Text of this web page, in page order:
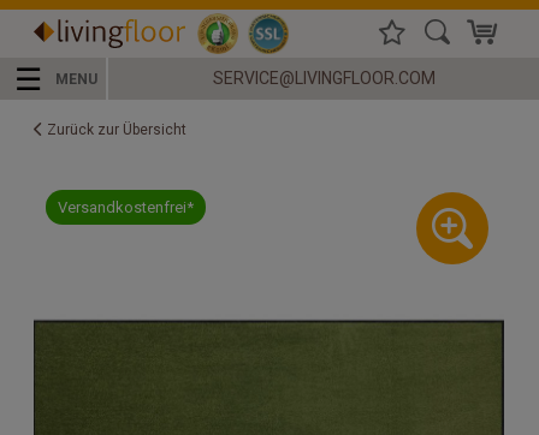
☰ MENU SERVICE@LIVINGFLOOR.COM
Zurück zur Übersicht
Versandkostenfrei*